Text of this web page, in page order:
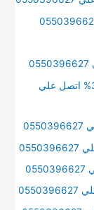
شركة كشف تسربات المياه بالاحساء خصم 35% اتصل علي